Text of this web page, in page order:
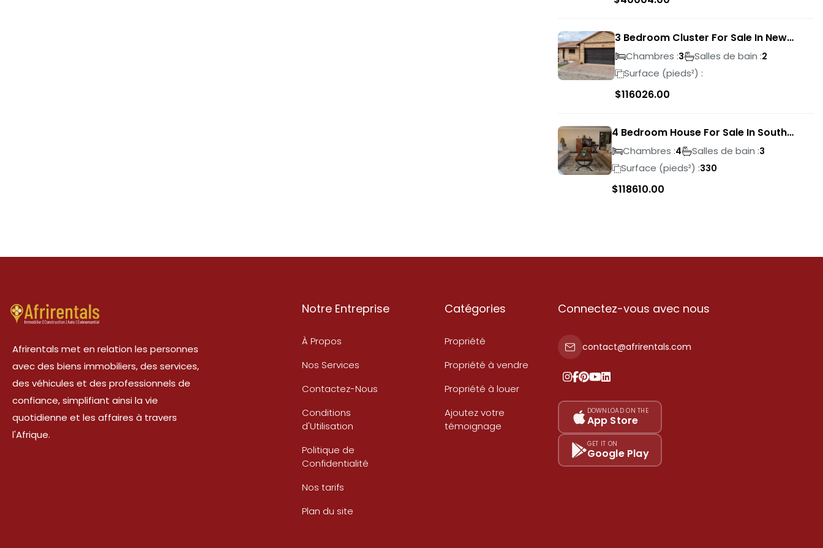
3 Bedroom Cluster For Sale In New
Market Park
Chambres :3 Salles de bain :2
Surface (pieds²) :
$116026.00
4 Bedroom House For Sale In South
CrestChambres :4 Salles de bain :3
Surface (pieds²) :330
$118610.00
Afrirentals met en relation les personnes
avec des biens immobiliers, des services,
des véhicules et des professionnels de
confiance, simplifiant ainsi la vie
quotidienne et les affaires à travers
l'Afrique.
Notre Entreprise
À Propos
Nos Services
Contactez-Nous
Conditions
d'Utilisation
Politique de
Confidentialité
Nos tarifs
Plan du site
Catégories
Propriété
Propriété à vendre
Propriété à louer
Ajoutez votre
témoignage
Connectez-vous avec nous
contact@afrirentals.com
DOWNLOAD ON THE
App Store
GET IT ON
Google Play